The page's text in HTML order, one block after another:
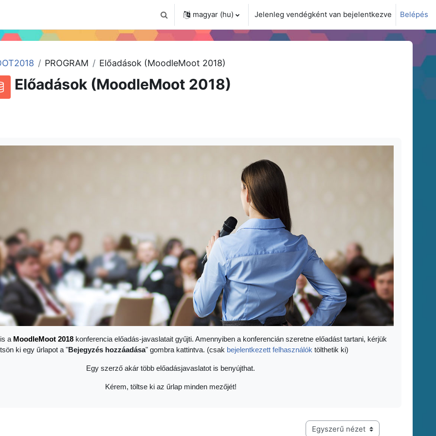
Keresési bemeneti adatok váltása
magyar ‎(hu)‎ Jelenleg vendégként van bejelentkezve Belépés
PROGRAM Előadások (MoodleMoot 2018)
Előadások (MoodleMoot 2018)
a MoodleMoot 2018 konferencia előadás-javaslatait gyűjti. Amennyiben a konferencián szeretne előadást tartani, kérjük
ki egy űrlapot a "Bejegyzés hozzáadása" gombra kattintva. (csak bejelentkezett felhasználók tölthetik ki)
Egy szerző akár több előadásjavaslatot is benyújthat.
Kérem, töltse ki az űrlap minden mezőjét!
Harmadik szintű navigáció megtekintési módja